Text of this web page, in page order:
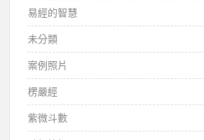
易經的智慧
未分類
案例照片
楞嚴經
紫微斗數